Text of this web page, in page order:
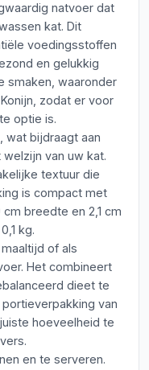
natvoer dat
kat. Dit
voedingsstoffen
en gelukkig
smaken, waaronder
zodat er voor
optie is.
wat bijdraagt aan
van uw kat.
textuur die
is compact met
breedte en 2,1 cm
kg.
of als
Het combineert
dieet te
van
hoeveelheid te
en te serveren.